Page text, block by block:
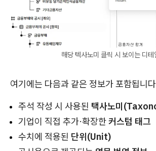
해당 텍사노미 클릭 시 보이는 디테
여기에는 다음과 같은 정보가 포함됩니
주석 작성 시 사용된 택사노미
기업이 직접 추가·확장한커스텀 태그
수치에 적용된 단위(Unit)